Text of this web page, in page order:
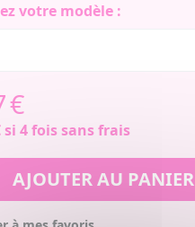
votre modèle :
€
si 4 fois sans frais
AJOUTER AU PANIER